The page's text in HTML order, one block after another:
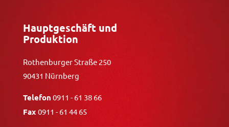
Hauptgeschäft und
Produktion
Rothenburger Straße 250
90431 Nürnberg
Telefon 0911 - 61 38 66
Fax 0911 - 61 44 65